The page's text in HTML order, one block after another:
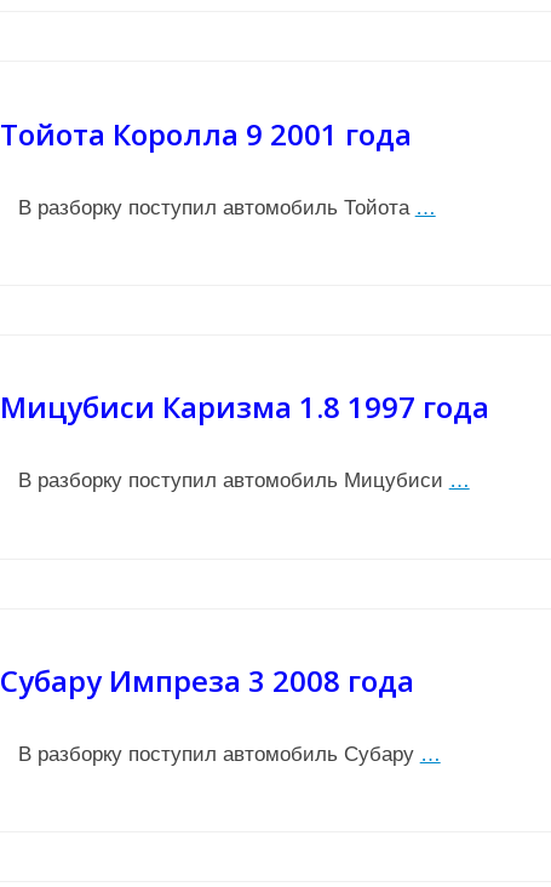
Тойота Королла 9 2001 года
В разборку поступил автомобиль Тойота …
Мицубиси Каризма 1.8 1997 года
В разборку поступил автомобиль Мицубиси …
Субару Импреза 3 2008 года
В разборку поступил автомобиль Субару …